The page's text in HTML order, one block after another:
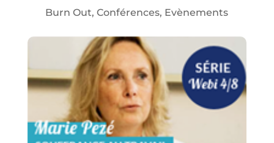
Burn Out,Conférences, Evènements